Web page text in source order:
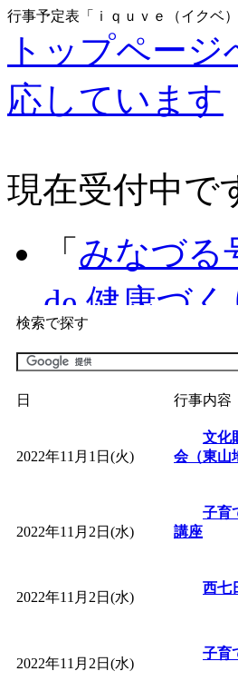
行事予定表「ｉｑｕｖｅ（イクベ）
トップページ
応しています
現在受付中で
「 みなづる
de 健康づく
「子育て交
間：2026/
「皆鶴姫の
」 受付
「子育て講
2026/07/10
子育て
検索で探す
日 行事内容
2022年11月1日(火)
文化
会（東山
2022年11月2日(水)
子育
講座
2022年11月2日(水)
西七
2022年11月2日(水)
子育